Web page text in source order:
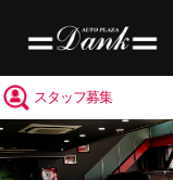
スタッフ募集